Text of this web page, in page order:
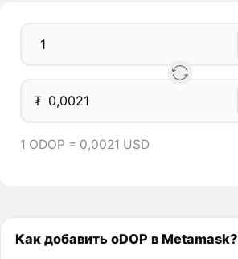
₮
1 ODOP = 0,0021 USD
Как добавить oDOP в Metamask?